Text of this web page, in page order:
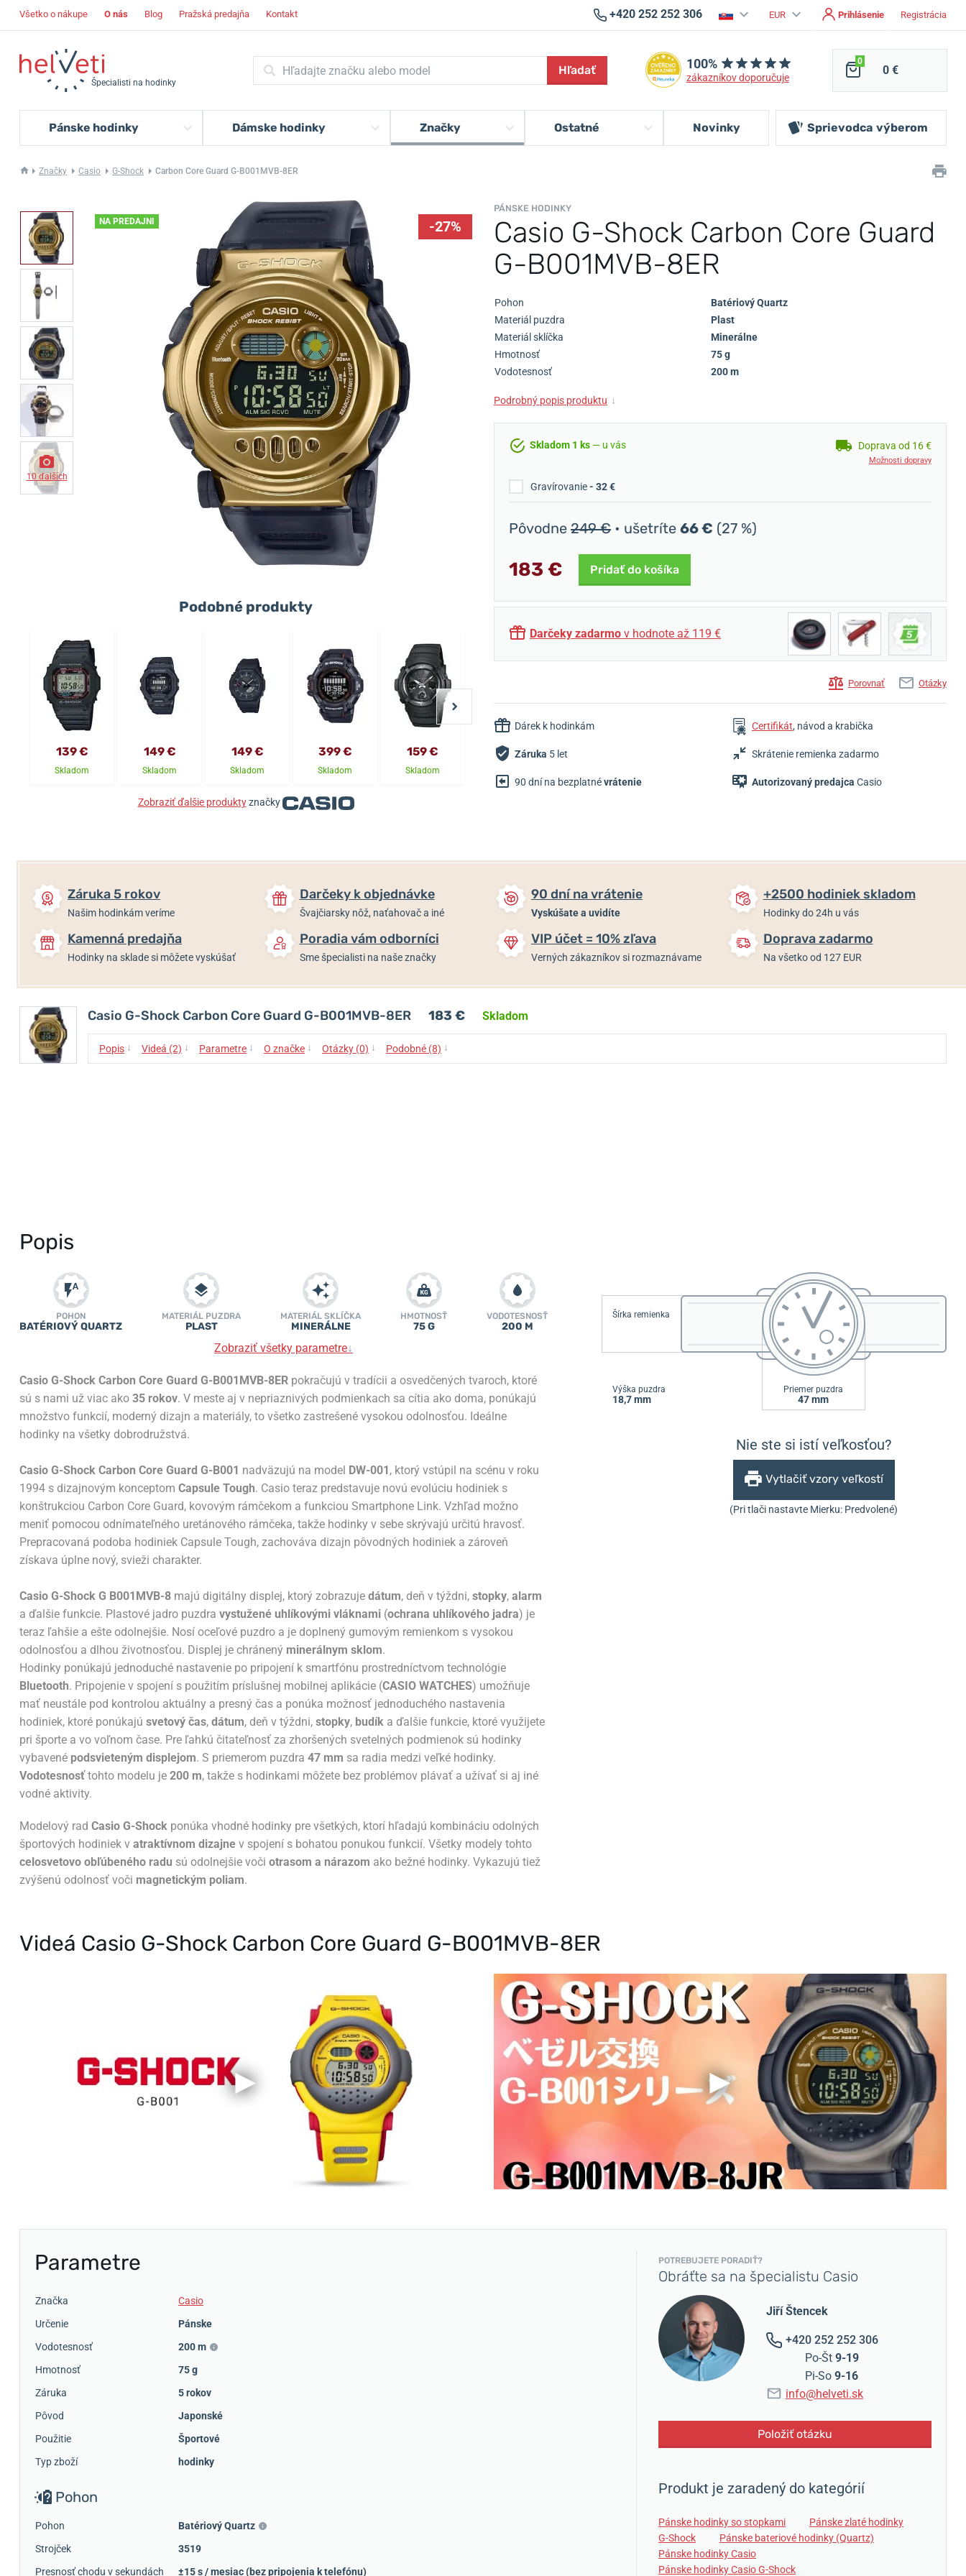
Všetko o nákupe O nás Blog Pražská predajňa Kontakt +420 252 252 306 EUR Prihlásenie Registrácia
Špecialisti na hodinky
Hľadať 100%
zákazníkov doporučuje
0
0 €
Pánske hodinky Dámske hodinky Značky Ostatné Novinky Sprievodca výberom
Značky Casio G-Shock Carbon Core Guard G-B001MVB-8ER
PÁNSKE HODINKY
Casio G-Shock Carbon Core Guard
G-B001MVB-8ER
NA PREDAJNI -27%
10 ďalších
Pohon
Batériový Quartz
Materiál puzdra
Plast
Materiál sklíčka
Minerálne
Hmotnosť
75 g
Vodotesnosť
200 m
Podrobný popis produktu ↓
Skladom 1 ks — u vás Doprava od 16 €
Možnosti dopravy
Gravírovanie- 32 €
Pôvodne 249 € • ušetríte 66 € (27 %)
183 € Pridať do košíka
Darčeky zadarmo v hodnote až 119 €
Porovnať Otázky
Dárek k hodinkám Certifikát, návod a krabička
Záruka 5 let Skrátenie remienka zadarmo
90 dní na bezplatnévrátenie Autorizovaný predajca Casio
Podobné produkty
139 €
Skladom
149 €
Skladom
149 €
Skladom
399 €
Skladom
159 €
Skladom
99,90 € 99 € 139 €
Zobraziť ďalšie produktyznačky
Záruka 5 rokov
Našim hodinkám veríme
Darčeky k objednávke
Švajčiarsky nôž, naťahovač a iné
90 dní na vrátenie
Vyskúšate a uvidíte
+2500 hodiniek skladom
Hodinky do 24h u vás
Kamenná predajňa
Hodinky na sklade si môžete vyskúšať
Poradia vám odborníci
Sme špecialisti na naše značky
VIP účet = 10% zľava
Verných zákazníkov si rozmaznávame
Doprava zadarmo
Na všetko od 127 EUR
Casio G-Shock Carbon Core Guard G-B001MVB-8ER 183 € Skladom
Popis ↓ Videá (2) ↓ Parametre ↓ O značke ↓ Otázky (0) ↓ Podobné (8) ↓
Popis
POHON
BATÉRIOVÝ QUARTZ
MATERIÁL PUZDRA
PLAST
MATERIÁL SKLÍČKA
MINERÁLNE
HMOTNOSŤ
75 G
VODOTESNOSŤ
200 M
Zobraziť všetky parametre↓
Casio G-Shock Carbon Core Guard G-B001MVB-8ER pokračujú v tradícii a osvedčených tvaroch, ktoré
sú s nami už viac ako 35 rokov. V meste aj v nepriaznivých podmienkach sa cítia ako doma, ponúkajú
množstvo funkcií, moderný dizajn a materiály, to všetko zastrešené vysokou odolnosťou. Ideálne
hodinky na všetky dobrodružstvá.
Casio G-Shock Carbon Core Guard G-B001 nadväzujú na model DW-001, ktorý vstúpil na scénu v roku
1994 s dizajnovým konceptom Capsule Tough. Casio teraz predstavuje novú evolúciu hodiniek s
konštrukciou Carbon Core Guard, kovovým rámčekom a funkciou Smartphone Link. Vzhľad možno
meniť pomocou odnímateľného uretánového rámčeka, takže hodinky v sebe skrývajú určitú hravosť.
Prepracovaná podoba hodiniek Capsule Tough, zachováva dizajn pôvodných hodiniek a zároveň
získava úplne nový, svieži charakter.
Casio G-Shock G B001MVB-8 majú digitálny displej, ktorý zobrazuje dátum, deň v týždni, stopky, alarm
a ďalšie funkcie. Plastové jadro puzdra vystužené uhlíkovými vláknami (ochrana uhlíkového jadra) je
teraz ľahšie a ešte odolnejšie. Nosí oceľové puzdro a je doplnený gumovým remienkom s vysokou
odolnosťou a dlhou životnosťou. Displej je chránený minerálnym sklom.
Hodinky ponúkajú jednoduché nastavenie po pripojení k smartfónu prostredníctvom technológie
Bluetooth. Pripojenie v spojení s použitím príslušnej mobilnej aplikácie (CASIO WATCHES) umožňuje
mať neustále pod kontrolou aktuálny a presný čas a ponúka možnosť jednoduchého nastavenia
hodiniek, ktoré ponúkajú svetový čas, dátum, deň v týždni, stopky, budík a ďalšie funkcie, ktoré využijete
pri športe a vo voľnom čase. Pre ľahkú čitateľnosť za zhoršených svetelných podmienok sú hodinky
vybavené podsvieteným displejom. S priemerom puzdra 47 mm sa radia medzi veľké hodinky.
Vodotesnosťtohto modelu je 200 m, takže s hodinkami môžete bez problémov plávať a užívať si aj iné
vodné aktivity.
Modelový rad Casio G-Shock ponúka vhodné hodinky pre všetkých, ktorí hľadajú kombináciu odolných
športových hodiniek v atraktívnom dizajne v spojení s bohatou ponukou funkcií. Všetky modely tohto
celosvetovo obľúbeného radu sú odolnejšie voči otrasom a nárazom ako bežné hodinky. Vykazujú tiež
zvýšenú odolnosť voči magnetickým poliam.
Šírka remienka
Výška puzdra
18,7 mm
Priemer puzdra
47 mm
Nie ste si istí veľkosťou?
Vytlačiť vzory veľkostí
(Pri tlači nastavte Mierku: Predvolené)
Videá Casio G-Shock Carbon Core Guard G-B001MVB-8ER
Parametre
Značka
Casio
Určenie
Pánske
Vodotesnosť
200 m
Hmotnosť
75 g
Záruka
5 rokov
Pôvod
Japonské
Použitie
Športové
Typ zboží
hodinky
Pohon
Pohon
Batériový Quartz
Strojček
3519
Presnosť chodu v sekundách
±15 s / mesiac (bez pripojenia k telefónu)
POTREBUJETE PORADIŤ?
Obráťte sa na špecialistu Casio
Jiří Štencek
+420 252 252 306
Po-Št 9-19
Pi-So 9-16
info@helveti.sk
Položiť otázku
Produkt je zaradený do kategórií
Pánske hodinky so stopkami
Pánske zlaté hodinky
G-Shock
Pánske bateriové hodinky (Quartz)
Pánske hodinky Casio
Pánske hodinky Casio G-Shock